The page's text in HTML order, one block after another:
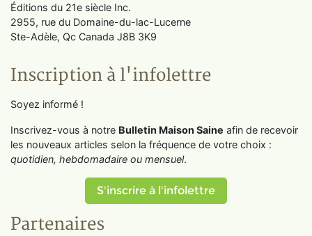
Éditions du 21e siècle Inc.
2955, rue du Domaine-du-lac-Lucerne
Ste-Adèle, Qc Canada J8B 3K9
Inscription à l'infolettre
Soyez informé !
Inscrivez-vous à notre Bulletin Maison Saine afin de recevoir
les nouveaux articles selon la fréquence de votre choix :
quotidien, hebdomadaire ou mensuel.
S'inscrire à l'infolettre
Partenaires